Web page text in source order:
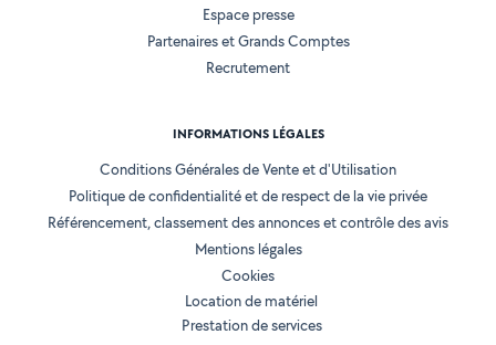
Espace presse
Partenaires et Grands Comptes
Recrutement
INFORMATIONS LÉGALES
Conditions Générales de Vente et d'Utilisation
Politique de confidentialité et de respect de la vie privée
Référencement, classement des annonces et contrôle des avis
Mentions légales
Cookies
Location de matériel
Prestation de services